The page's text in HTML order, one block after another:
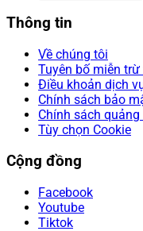
Thông tin
Về chúng tôi
Tuyên bố miễn
Điều khoản dịch
Chính sách bảo
Chính sách quảng
Tùy chọn Cookie
Cộng đồng
Facebook
Youtube
Tiktok